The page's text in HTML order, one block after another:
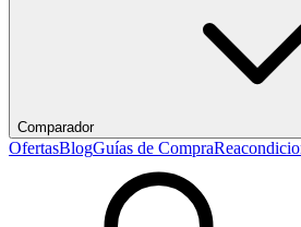
Comparador
OfertasBlogGuías de Compra